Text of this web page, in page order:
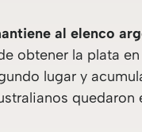
al elenco
obtener la plata
lugar y
quedaron